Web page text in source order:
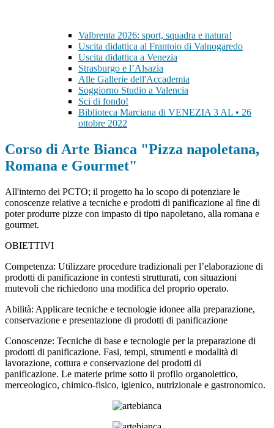
Valbrenta 2026: sport, squadra e natura!
Uscita didattica al Frantoio di Valnogaredo
Uscita didattica a Venezia
Strasburgo e l’Alsazia
Alle Gallerie dell'Accademia
Soggiorno Studio a Valencia
Sci di fondo!
Biblioteca Marciana di VENEZIA 3 AL • 26
ottobre 2022
Corso di Arte Bianca "Pizza napoletana,
Romana e Gourmet"
All'interno dei PCTO; il progetto ha lo scopo di potenziare le
conoscenze relative a tecniche e prodotti di panificazione al fine di
poter produrre pizze con impasto di tipo napoletano, alla romana e
gourmet.
OBIETTIVI
Competenza: Utilizzare procedure tradizionali per l’elaborazione di
prodotti di panificazione in contesti strutturati, con situazioni
mutevoli che richiedono una modifica del proprio operato.
Abilità: Applicare tecniche e tecnologie idonee alla preparazione,
conservazione e presentazione di prodotti di panificazione
Conoscenze: Tecniche di base e tecnologie per la preparazione di
prodotti di panificazione. Fasi, tempi, strumenti e modalità di
lavorazione, cottura e conservazione dei prodotti di
panificazione. Le materie prime sotto il profilo organolettico,
merceologico, chimico-fisico, igienico, nutrizionale e gastronomico.